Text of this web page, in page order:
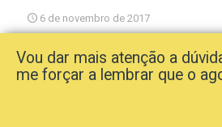
6 de novembro de 2017
Vou dar mais atenção a
me forçar a lembrar que o